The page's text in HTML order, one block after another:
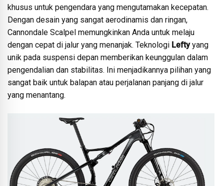
khusus untuk pengendara yang mengutamakan kecepatan.
Dengan desain yang sangat aerodinamis dan ringan,
Cannondale Scalpel memungkinkan Anda untuk melaju
dengan cepat di jalur yang menanjak. Teknologi Leftyyang
unik pada suspensi depan memberikan keunggulan dalam
pengendalian dan stabilitas. Ini menjadikannya pilihan yang
sangat baik untuk balapan atau perjalanan panjang di jalur
yang menantang.